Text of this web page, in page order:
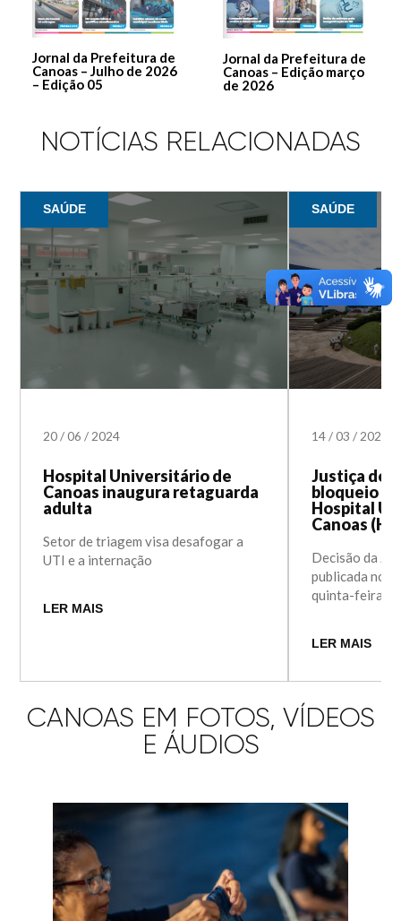
Jornal da Prefeitura de
Canoas – Julho de 2026
– Edição 05
Jornal da Prefeitura de
Canoas – Edição março
de 2026
NOTÍCIAS RELACIONADAS
SAÚDE
20/06/ 2024
Hospital Universitário de
Canoas inaugura retaguarda
adulta
Setor de triagem visa desafogar a
UTI e a internação
LER MAIS
SAÚDE
14/03/ 2024
Justiça do
bloqueio
Hospital
Canoas
Decisão da
publicada no
quinta-feira
LER MAIS
CANOAS EM FOTOS, VÍDEOS
E ÁUDIOS